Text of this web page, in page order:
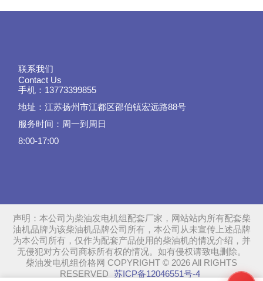
联系我们
Contact Us
手机：13773399855
地址：江苏扬州市江都区邵伯镇宏远路88号
服务时间：周一到周日
8:00-17:00
声明：本公司为柴油发电机组配套厂家，网站站内所有配套柴
油机品牌为该柴油机品牌公司所有，本公司从未宣传上述品牌
为本公司所有，仅作为配套产品使用的柴油机的情况介绍，并
无侵犯对方公司商标所有权的情况。如有侵权请致电删除。
柴油发电机组价格网 COPYRIGHT © 2026 All RIGHTS
RESERVED 苏ICP备12046551号-4